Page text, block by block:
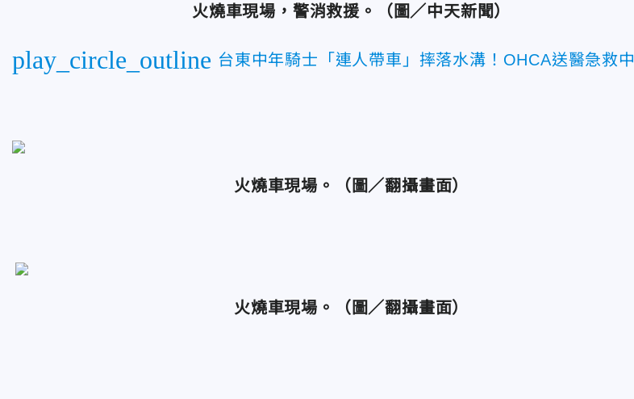
火燒車現場，警消救援。（圖／中天新聞）
play_circle_outline 台東中年騎士「連人帶車」摔落水溝！OHCA送醫急救中
火燒車現場。（圖／翻攝畫面）
火燒車現場。（圖／翻攝畫面）